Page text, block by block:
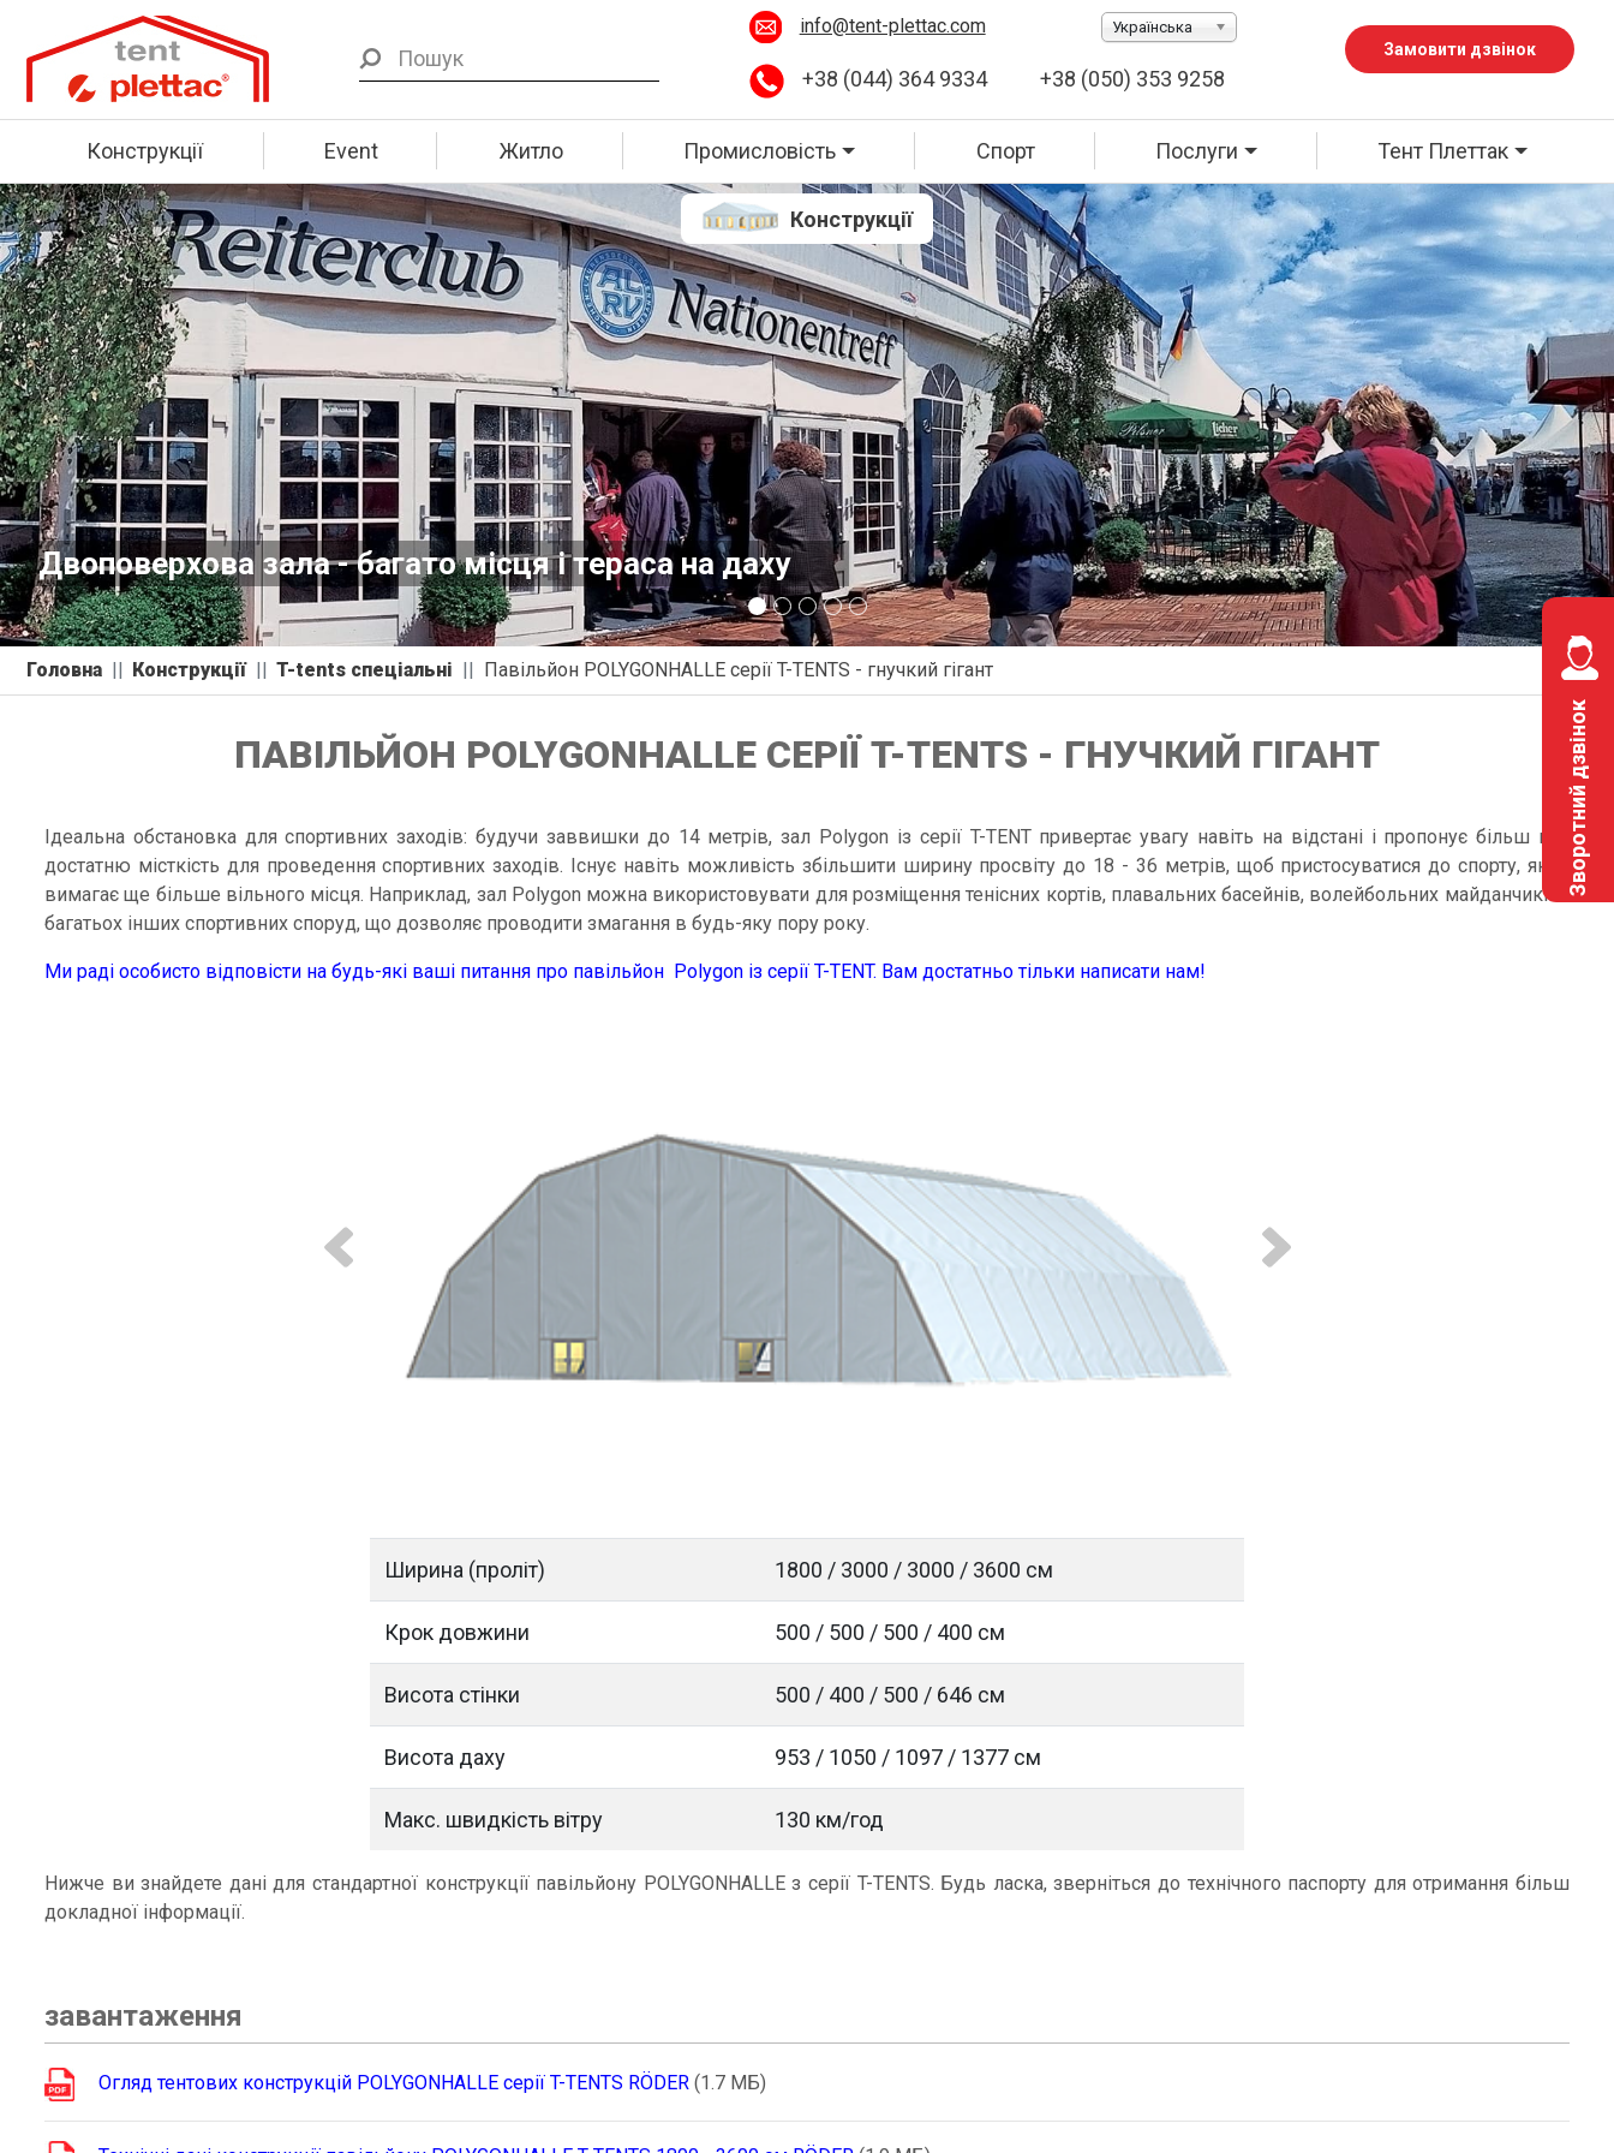
info@tent-plettac.com Українська
+38 (044) 364 9334 +38 (050) 353 9258
Замовити дзвінок
Конструкції Event Житло Промисловість Спорт Послуги Тент Плеттак
Конструкції
Двоповерхова зала - багато місця і тераса на даху
Головна Конструкції T-tents спеціальні Павільйон POLYGONHALLE серії T-TENTS - гнучкий гігант
ПАВІЛЬЙОН POLYGONHALLE СЕРІЇ T-TENTS - ГНУЧКИЙ ГІГАНТ
Ідеальна обстановка для спортивних заходів: будучи заввишки до 14 метрів, зал Polygon із серії T-TENT привертає увагу навіть на відстані і пропонує більш ніж
достатню місткість для проведення спортивних заходів. Існує навіть можливість збільшити ширину просвіту до 18 - 36 метрів, щоб пристосуватися до спорту, який
вимагає ще більше вільного місця. Наприклад, зал Polygon можна використовувати для розміщення тенісних кортів, плавальних басейнів, волейбольних майданчиків і
багатьох інших спортивних споруд, що дозволяє проводити змагання в будь-яку пору року.
Ми раді особисто відповісти на будь-які ваші питання про павільйон Polygon із серії T-TENT. Вам достатньо тільки написати нам!
Ширина (проліт) 1800 / 3000 / 3000 / 3600 cм
Крок довжини 500 / 500 / 500 / 400 cм
Висота стінки 500 / 400 / 500 / 646 cм
Висота даху 953 / 1050 / 1097 / 1377 см
Макс. швидкість вітру 130 км/год
Нижче ви знайдете дані для стандартної конструкції павільйону POLYGONHALLE з серії T-TENTS. Будь ласка, зверніться до технічного паспорту для отримання більш
докладної інформації.
завантаження
Огляд тентових конструкцій POLYGONHALLE серії T-TENTS RÖDER (1.7 MБ)
Зворотний дзвінок